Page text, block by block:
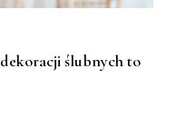
ślubnych to